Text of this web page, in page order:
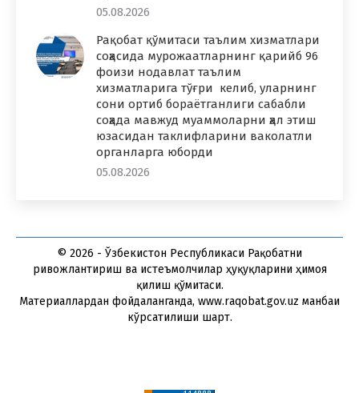
05.08.2026
Рақобат қўмитаси таълим хизматлари
соҳасида мурожаатларнинг қарийб 96
фоизи нодавлат таълим
хизматларига тўғри келиб, уларнинг
сони ортиб бораётганлиги сабабли
соҳада мавжуд муаммоларни ҳал этиш
юзасидан таклифларини ваколатли
органларга юборди
05.08.2026
© 2026 - Ўзбекистон Республикаси Рақобатни
ривожлантириш ва истеъмолчилар ҳуқуқларини ҳимоя
қилиш қўмитаси.
Материаллардан фойдаланганда, www.raqobat.gov.uz манбаи
кўрсатилиши шарт.